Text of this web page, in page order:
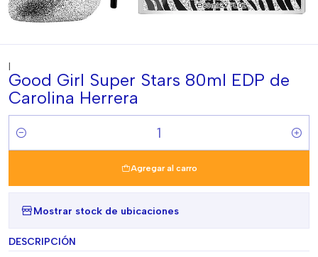
|
Good Girl Super Stars 80ml EDP de
Carolina Herrera
Cantidad
Agregar al carro
Mostrar stock de ubicaciones
DESCRIPCIÓN